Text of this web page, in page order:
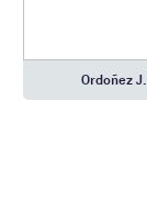
Ordoñez J.